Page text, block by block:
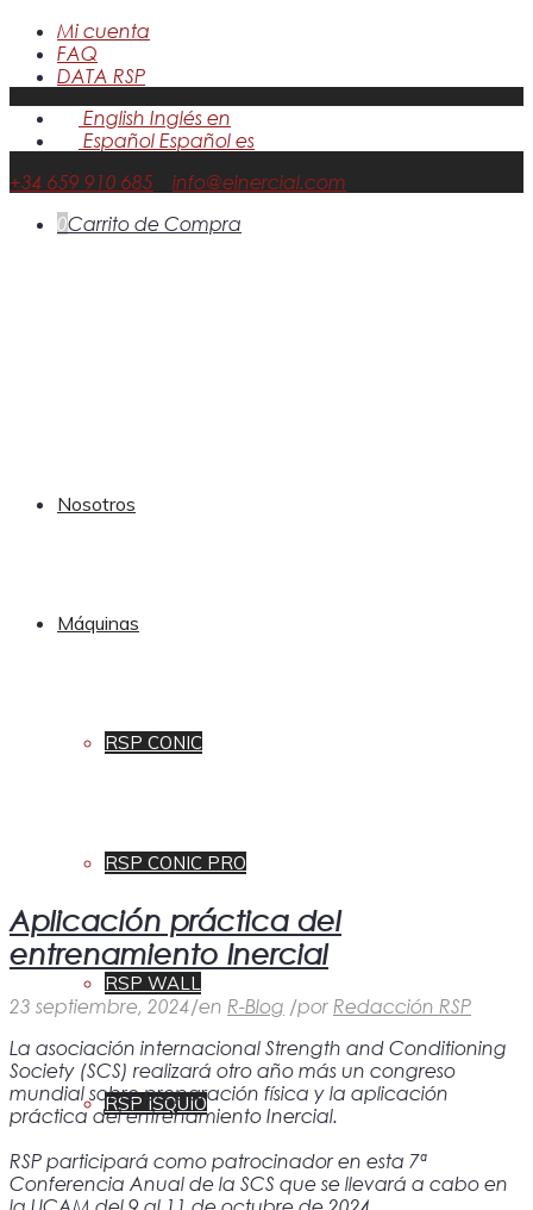
Mi cuenta
FAQ
DATA RSP
English Inglés en
Español Español es
+34 659 910 685
info@einercial.com
0Carrito de Compra
Nosotros
Máquinas
RSP CONIC
RSP CONIC PRO
RSP WALL
RSP ISQUIO
Aplicación práctica del
entrenamiento Inercial
23 septiembre, 2024/en R-Blog /por Redacción RSP
La asociación internacional Strength and Conditioning
Society (SCS) realizará otro año más un congreso
mundial sobre preparación física y la aplicación
práctica del entrenamiento Inercial.
RSP participará como patrocinador en esta 7ª
Conferencia Anual de la SCS que se llevará a cabo en